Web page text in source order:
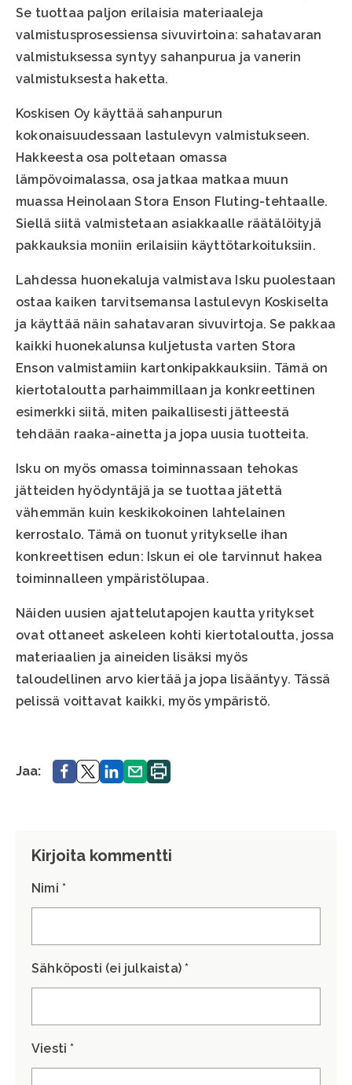
Se tuottaa paljon erilaisia materiaaleja
valmistusprosessiensa sivuvirtoina: sahatavaran
valmistuksessa syntyy sahanpurua ja vanerin
valmistuksesta haketta.
Koskisen Oy käyttää sahanpurun
kokonaisuudessaan lastulevyn valmistukseen.
Hakkeesta osa poltetaan omassa
lämpövoimalassa, osa jatkaa matkaa muun
muassa Heinolaan Stora Enson Fluting-tehtaalle.
Siellä siitä valmistetaan asiakkaalle räätälöityjä
pakkauksia moniin erilaisiin käyttötarkoituksiin.
Lahdessa huonekaluja valmistava Isku puolestaan
ostaa kaiken tarvitsemansa lastulevyn Koskiselta
ja käyttää näin sahatavaran sivuvirtoja. Se pakkaa
kaikki huonekalunsa kuljetusta varten Stora
Enson valmistamiin kartonkipakkauksiin. Tämä on
kiertotaloutta parhaimmillaan ja konkreettinen
esimerkki siitä, miten paikallisesti jätteestä
tehdään raaka-ainetta ja jopa uusia tuotteita.
Isku on myös omassa toiminnassaan tehokas
jätteiden hyödyntäjä ja se tuottaa jätettä
vähemmän kuin keskikokoinen lahtelainen
kerrostalo. Tämä on tuonut yritykselle ihan
konkreettisen edun: Iskun ei ole tarvinnut hakea
toiminnalleen ympäristölupaa.
Näiden uusien ajattelutapojen kautta yritykset
ovat ottaneet askeleen kohti kiertotaloutta, jossa
materiaalien ja aineiden lisäksi myös
taloudellinen arvo kiertää ja jopa lisääntyy. Tässä
pelissä voittavat kaikki, myös ympäristö.
Jaa: Jaa. Jaa.Jaa. Jaa. Tulosta
sivu.
Kirjoita kommentti
Nimi *
Sähköposti (ei julkaista) *
Viesti *